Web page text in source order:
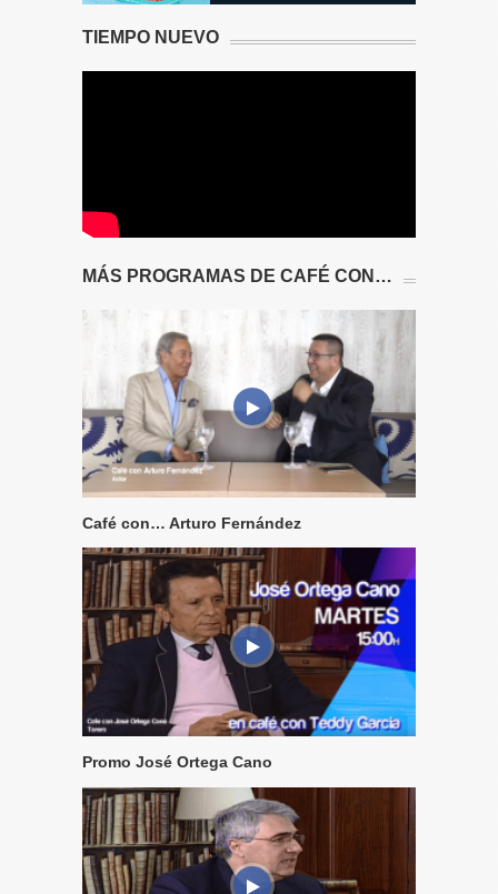
TIEMPO NUEVO
MÁS PROGRAMAS DE CAFÉ CON…
Café con… Arturo Fernández
Promo José Ortega Cano